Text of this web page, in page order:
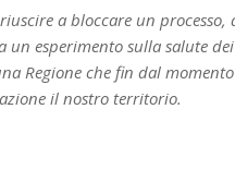
a bloccare un
un esperimento sulla salute
Regione che fin dal
il nostro territorio.